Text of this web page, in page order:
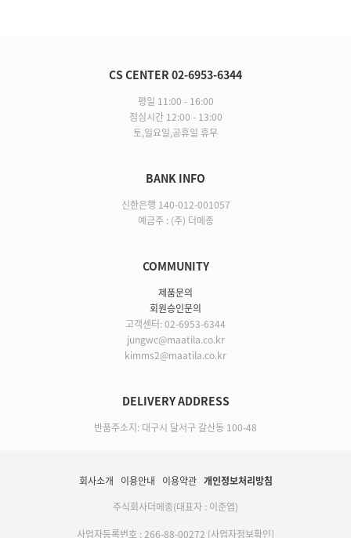
CS CENTER 02-6953-6344
평일 11:00 - 16:00
점심시간 12:00 - 13:00
토,일요일,공휴일 휴무
BANK INFO
신한은행 140-012-001057
예금주 : (주) 더메종
COMMUNITY
제품문의
회원승인문의
고객센터: 02-6953-6344
jungwc@maatila.co.kr
kimms2@maatila.co.kr
DELIVERY ADDRESS
반품주소지: 대구시 달서구 갈산동 100-48
회사소개 이용안내 이용약관 개인정보처리방침
주식회사더메종(대표자 : 이준엽)
사업자등록번호 : 266-88-00272 [사업자정보확인]